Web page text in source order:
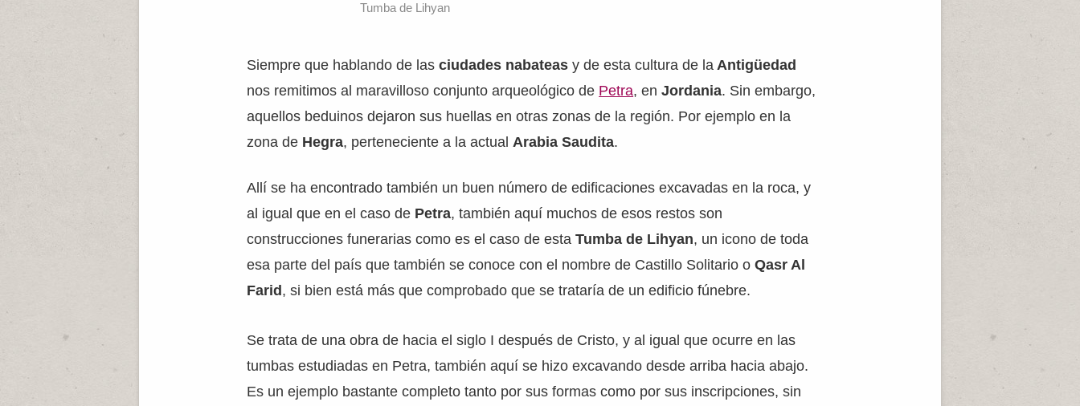
Tumba de Lihyan
Siempre que hablando de las ciudades nabateas y de esta cultura de la Antigüedad
nos remitimos al maravilloso conjunto arqueológico de Petra, enJordania. Sin embargo,
aquellos beduinos dejaron sus huellas en otras zonas de la región. Por ejemplo en la
zona de Hegra, perteneciente a la actualArabia Saudita.
Allí se ha encontrado también un buen número de edificaciones excavadas en la roca, y
al igual que en el caso de Petra, también aquí muchos de esos restos son
construcciones funerarias como es el caso de estaTumba de Lihyan, un icono de toda
esa parte del país que también se conoce con el nombre de Castillo Solitario oQasr Al
Farid , si bien está más que comprobado que se trataría de un edificio fúnebre.
Se trata de una obra de hacia el siglo I después de Cristo, y al igual que ocurre en las
tumbas estudiadas en Petra, también aquí se hizo excavando desde arriba hacia abajo.
Es un ejemplo bastante completo tanto por sus formas como por sus inscripciones, sin